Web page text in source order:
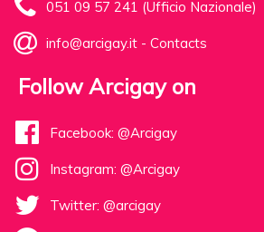
051 09 57 241 (Ufficio Nazionale)
info@arcigay.it - Contacts
Follow Arcigay on
Facebook: @Arcigay
Instagram: @Arcigay
Twitter: @arcigay